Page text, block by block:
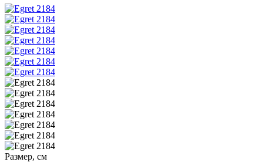
Размер, см